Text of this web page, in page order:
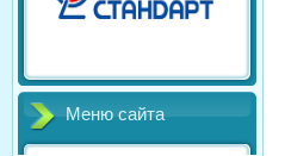
Меню сайта